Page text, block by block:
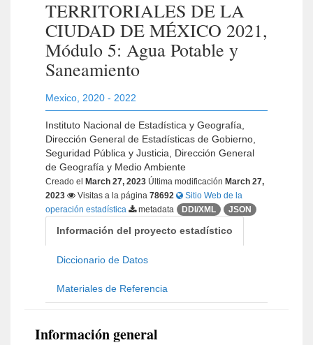
TERRITORIALES DE LA
CIUDAD DE MÉXICO 2021,
Módulo 5: Agua Potable y
Saneamiento
Mexico 2020 - 2022
Instituto Nacional de Estadística y Geografía,
Dirección General de Estadísticas de Gobierno,
Seguridad Pública y Justicia, Dirección General
de Geografía y Medio Ambiente
Creado el March 27, 2023 Última modificación March 27,
2023
Visitas a la página 78692
Sitio Web de la
operación estadística
metadata DDI/XML JSON
Información del proyecto estadístico
Diccionario de Datos
Materiales de Referencia
Información general